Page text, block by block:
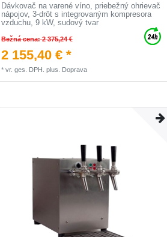
Dávkovač na varené víno, priebežný ohrievač
nápojov, 3-drôt s integrovaným kompresora
vzduchu, 9 kW, sudový tvar
Bežná cena: 2 375,24 €
2 155,40 € *
*vr. ges. DPH. plus. Doprava